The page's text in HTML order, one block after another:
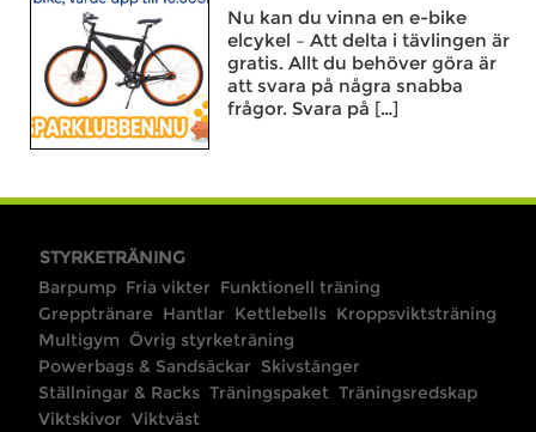
Nu kan du vinna en e-bike
elcykel – Att delta i tävlingen är
gratis. Allt du behöver göra är
att svara på några snabba
frågor. Svara på […]
STYRKETRÄNING
Barpump Fria vikter Funktionell träning
Grepptränare Hantlar Kettlebells Kroppsviktsträning
Multigym Övrig styrketräning
Powerbags & Sandsäckar Skivstänger
Ställningar & Racks Träningspaket Träningsredskap
Viktskivor Viktväst